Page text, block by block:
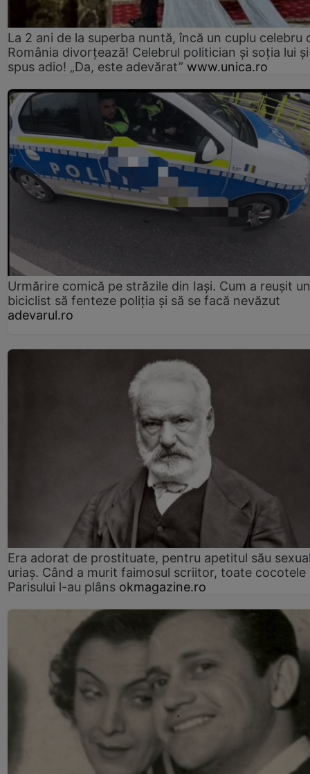
La 2 ani de la superba nuntă, încă un cuplu celebru
România divorțează! Celebrul politician și soția lui
spus adio! „Da, este adevărat” www.unica.ro
Urmărire comică pe străzile din Iași. Cum a reușit un
biciclist să fenteze poliția și să se facă nevăzut
adevarul.ro
Era adorat de prostituate, pentru apetitul său
uriaș. Când a murit faimosul scriitor, toate cocotele
Parisului l-au plâns okmagazine.ro